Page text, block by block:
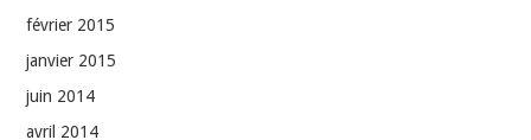
février 2015
janvier 2015
juin 2014
avril 2014